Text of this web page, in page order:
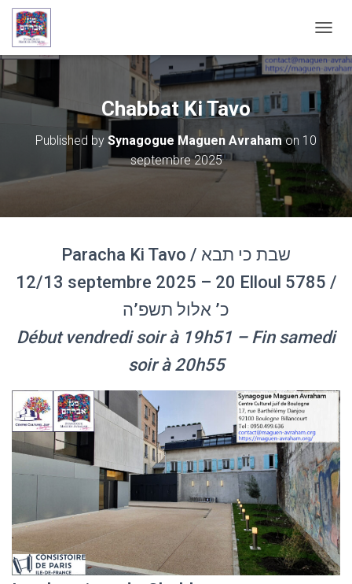
Chabbat Ki Tavo
Published by Synagogue Maguen Avrahamon 10
septembre 2025
Paracha Ki Tavo / שבת כי תבא
12/13 septembre 2025 – 20 Elloul 5785 /
כ’ אלול תשפ’ה
Début vendredi soir à 19h51 – Fin samedi
soir à 20h55